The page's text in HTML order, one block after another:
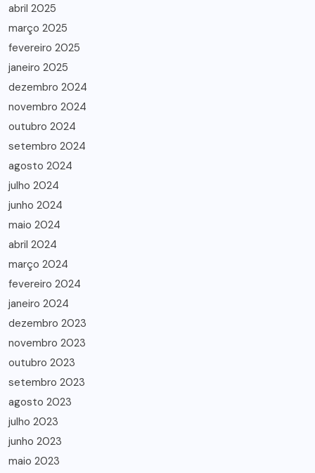
abril 2025
março 2025
fevereiro 2025
janeiro 2025
dezembro 2024
novembro 2024
outubro 2024
setembro 2024
agosto 2024
julho 2024
junho 2024
maio 2024
abril 2024
março 2024
fevereiro 2024
janeiro 2024
dezembro 2023
novembro 2023
outubro 2023
setembro 2023
agosto 2023
julho 2023
junho 2023
maio 2023